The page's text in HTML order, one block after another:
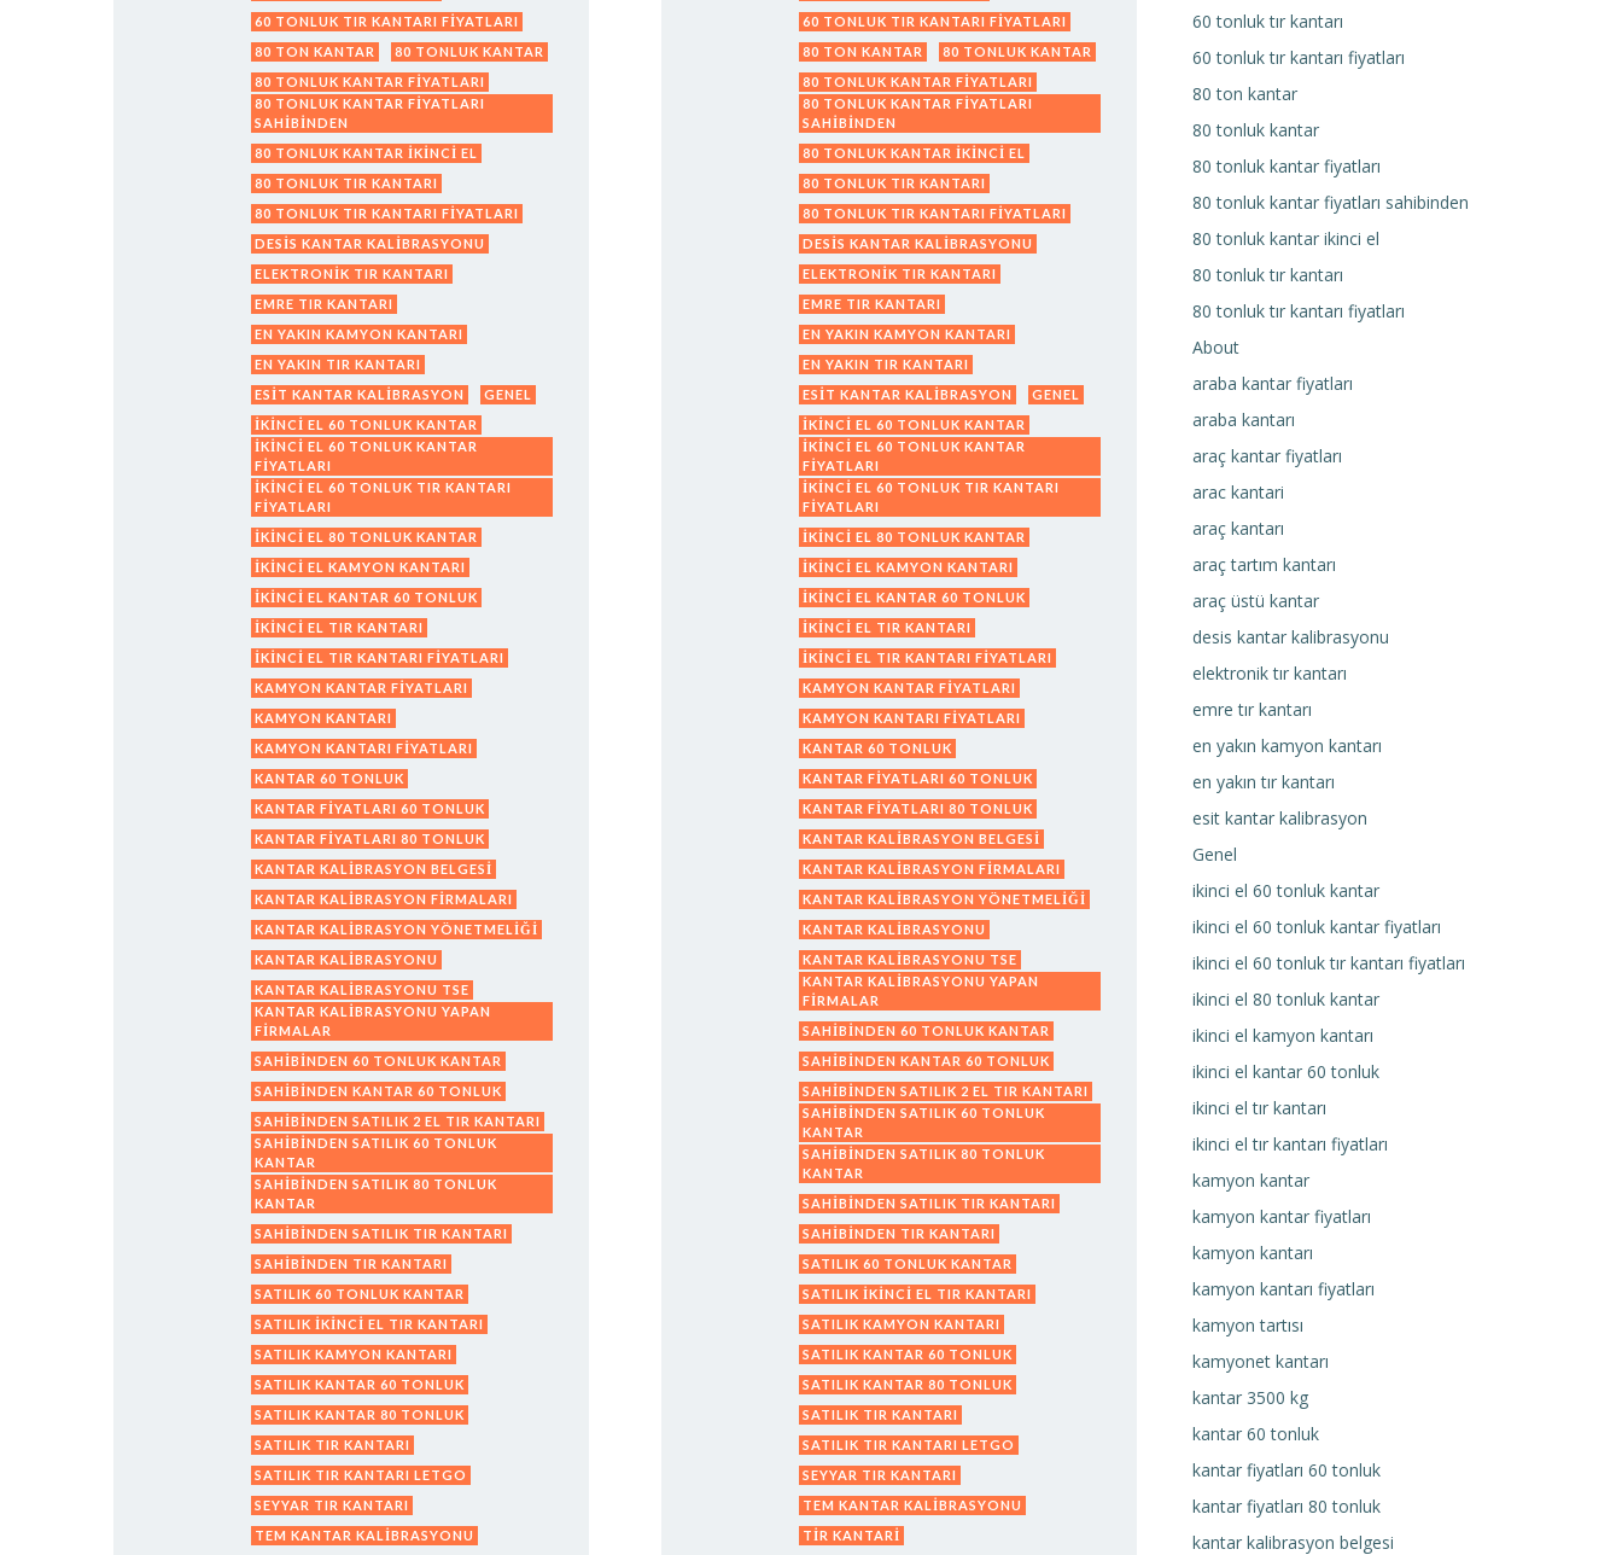
60 TONLUK TIR KANTARI FIYATLARI
80 TON KANTAR
80 TONLUK KANTAR
80 TONLUK KANTAR FIYATLARI
80 TONLUK KANTAR FIYATLARI
SAHIBINDEN
80 TONLUK KANTAR IKINCI EL
80 TONLUK TIR KANTARI
80 TONLUK TIR KANTARI FIYATLARI
DESIS KANTAR KALIBRASYONU
ELEKTRONIK TIR KANTARI
EMRE TIR KANTARI
EN YAKIN KAMYON KANTARI
EN YAKIN TIR KANTARI
ESIT KANTAR KALIBRASYON
GENEL
IKINCI EL 60 TONLUK KANTAR
IKINCI EL 60 TONLUK KANTAR
FIYATLARI
IKINCI EL 60 TONLUK TIR KANTARI
FIYATLARI
IKINCI EL 80 TONLUK KANTAR
IKINCI EL KAMYON KANTARI
IKINCI EL KANTAR 60 TONLUK
IKINCI EL TIR KANTARI
IKINCI EL TIR KANTARI FIYATLARI
KAMYON KANTAR FIYATLARI
KAMYON KANTARI
KAMYON KANTARI FIYATLARI
KANTAR 60 TONLUK
KANTAR FIYATLARI 60 TONLUK
KANTAR FIYATLARI 80 TONLUK
KANTAR KALIBRASYON BELGESI
KANTAR KALIBRASYON FIRMALARI
KANTAR KALIBRASYON YÖNETMELIĞI
KANTAR KALIBRASYONU
KANTAR KALIBRASYONU TSE
KANTAR KALIBRASYONU YAPAN
FIRMALAR
SAHIBINDEN 60 TONLUK KANTAR
SAHIBINDEN KANTAR 60 TONLUK
SAHIBINDEN SATILIK 2 EL TIR KANTARI
SAHIBINDEN SATILIK 60 TONLUK
KANTAR
SAHIBINDEN SATILIK 80 TONLUK
KANTAR
SAHIBINDEN SATILIK TIR KANTARI
SAHIBINDEN TIR KANTARI
SATILIK 60 TONLUK KANTAR
SATILIK IKINCI EL TIR KANTARI
SATILIK KAMYON KANTARI
SATILIK KANTAR 60 TONLUK
SATILIK KANTAR 80 TONLUK
SATILIK TIR KANTARI
SATILIK TIR KANTARI LETGO
SEYYAR TIR KANTARI
TEM KANTAR KALIBRASYONU
60 TONLUK TIR KANTARI FIYATLARI
80 TON KANTAR
80 TONLUK KANTAR
80 TONLUK KANTAR FIYATLARI
80 TONLUK KANTAR FIYATLARI
SAHIBINDEN
80 TONLUK KANTAR IKINCI EL
80 TONLUK TIR KANTARI
80 TONLUK TIR KANTARI FIYATLARI
DESIS KANTAR KALIBRASYONU
ELEKTRONIK TIR KANTARI
EMRE TIR KANTARI
EN YAKIN KAMYON KANTARI
EN YAKIN TIR KANTARI
ESIT KANTAR KALIBRASYON
GENEL
IKINCI EL 60 TONLUK KANTAR
IKINCI EL 60 TONLUK KANTAR
FIYATLARI
IKINCI EL 60 TONLUK TIR KANTARI
FIYATLARI
IKINCI EL 80 TONLUK KANTAR
IKINCI EL KAMYON KANTARI
IKINCI EL KANTAR 60 TONLUK
IKINCI EL TIR KANTARI
IKINCI EL TIR KANTARI FIYATLARI
KAMYON KANTAR FIYATLARI
KAMYON KANTARI FIYATLARI
KANTAR 60 TONLUK
KANTAR FIYATLARI 60 TONLUK
KANTAR FIYATLARI 80 TONLUK
KANTAR KALIBRASYON BELGESI
KANTAR KALIBRASYON FIRMALARI
KANTAR KALIBRASYON YÖNETMELIĞI
KANTAR KALIBRASYONU
KANTAR KALIBRASYONU TSE
KANTAR KALIBRASYONU YAPAN
FIRMALAR
SAHIBINDEN 60 TONLUK KANTAR
SAHIBINDEN KANTAR 60 TONLUK
SAHIBINDEN SATILIK 2 EL TIR KANTARI
SAHIBINDEN SATILIK 60 TONLUK
KANTAR
SAHIBINDEN SATILIK 80 TONLUK
KANTAR
SAHIBINDEN SATILIK TIR KANTARI
SAHIBINDEN TIR KANTARI
SATILIK 60 TONLUK KANTAR
SATILIK IKINCI EL TIR KANTARI
SATILIK KAMYON KANTARI
SATILIK KANTAR 60 TONLUK
SATILIK KANTAR 80 TONLUK
SATILIK TIR KANTARI
SATILIK TIR KANTARI LETGO
SEYYAR TIR KANTARI
TEM KANTAR KALIBRASYONU
TIR KANTARI
60 tonluk tır kantarı
60 tonluk tır kantarı fiyatları
80 ton kantar
80 tonluk kantar
80 tonluk kantar fiyatları
80 tonluk kantar fiyatları sahibinden
80 tonluk kantar ikinci el
80 tonluk tır kantarı
80 tonluk tır kantarı fiyatları
About
araba kantar fiyatları
araba kantarı
araç kantar fiyatları
arac kantari
araç kantarı
araç tartım kantarı
araç üstü kantar
desis kantar kalibrasyonu
elektronik tır kantarı
emre tır kantarı
en yakın kamyon kantarı
en yakın tır kantarı
esit kantar kalibrasyon
Genel
ikinci el 60 tonluk kantar
ikinci el 60 tonluk kantar fiyatları
ikinci el 60 tonluk tır kantarı fiyatları
ikinci el 80 tonluk kantar
ikinci el kamyon kantarı
ikinci el kantar 60 tonluk
ikinci el tır kantarı
ikinci el tır kantarı fiyatları
kamyon kantar
kamyon kantar fiyatları
kamyon kantarı
kamyon kantarı fiyatları
kamyon tartısı
kamyonet kantarı
kantar 3500 kg
kantar 60 tonluk
kantar fiyatları 60 tonluk
kantar fiyatları 80 tonluk
kantar kalibrasyon belgesi